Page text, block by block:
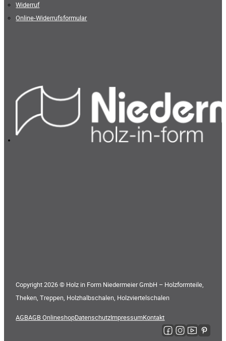
Widerruf
Online-Widerrufsformular
Copyright 2026 © Holz in Form Niedermeier GmbH – Holzformteile,
Theken, Treppen, Holzhalbschalen, Holzviertelschalen
AGBAGB OnlineshopDatenschutzImpressumKontakt
Folge uns auf
Folge uns auf
Folge uns auf
Folge